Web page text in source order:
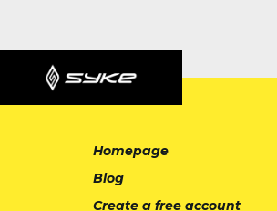
Homepage
Blog
Create a free account